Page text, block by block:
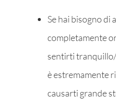
Se hai bisogno di
completamente
sentirti
è estremamente
causarti grande